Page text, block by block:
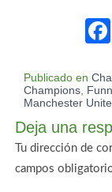
Publicado en
Champions
Manchester
Deja una
Tu dirección de
campos